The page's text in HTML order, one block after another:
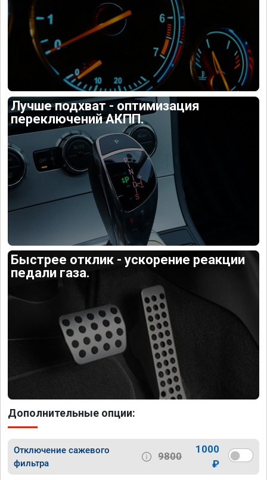
Лучше подхват - оптимизация
переключений АКПП.
Быстрее отклик - ускорение реакции
педали газа.
Дополнительные опции:
Отключение сажевого
фильтра
9800
1000
₽